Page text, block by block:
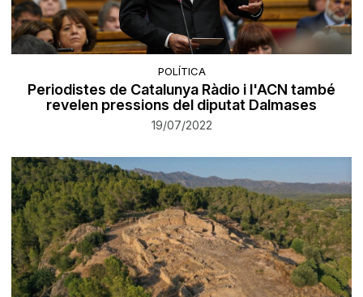
POLÍTICA
Periodistes de Catalunya Ràdio i l'ACN també
revelen pressions del diputat Dalmases
19/07/2022